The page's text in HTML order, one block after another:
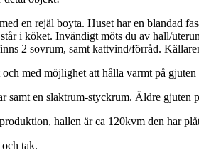
en rejäl boyta. Huset har en blandad
i köket. Invändigt möts du av hall/
2 sovrum, samt kattvind/förråd.
med möjlighet att hålla varmt på
en slaktrum-styckrum. Äldre gjuten
hallen är ca 120kvm den har
tak.